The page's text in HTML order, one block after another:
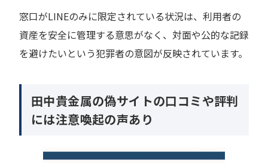
窓口がLINEのみに限定されている状況は、利用者の
資産を安全に管理する意思がなく、対面や公的な記録
を避けたいという犯罪者の意図が反映されています。
田中貴金属の偽サイトの口コミや評判
には注意喚起の声あり